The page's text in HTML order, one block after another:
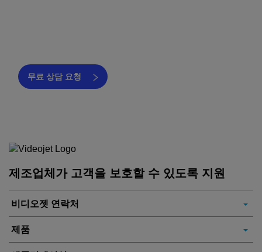
무료 상담 요청
제조업체가 고객을 보호할 수 있도록 지원
비디오젯 연락처
제품